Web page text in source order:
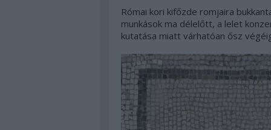
Római kori kifőzde romjaira
munkások ma délelőtt, a lelet
kutatása miatt várhatóan ősz